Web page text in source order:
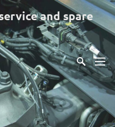
and spare